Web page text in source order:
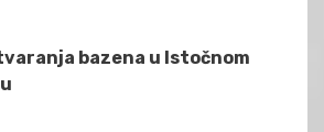
bazena u Istočnom